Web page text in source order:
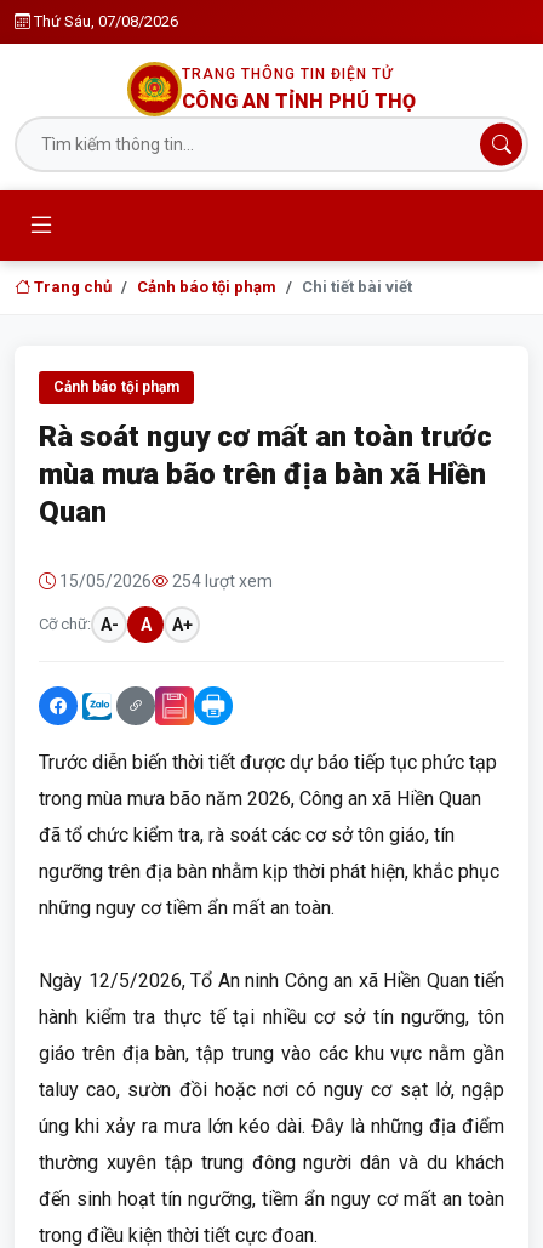
Thứ Sáu, 07/08/2026
TRANG THÔNG TIN ĐIỆN TỬ
CÔNG AN TỈNH PHÚ THỌ
Trang chủ Cảnh báo tội phạm Chi tiết bài viết
Cảnh báo tội phạm
Rà soát nguy cơ mất an toàn trước
mùa mưa bão trên địa bàn xã Hiền
Quan
15/05/2026 254 lượt xem
Cỡ chữ: A- A A+
Trước diễn biến thời tiết được dự báo tiếp tục phức tạp
trong mùa mưa bão năm 2026, Công an xã Hiền Quan
đã tổ chức kiểm tra, rà soát các cơ sở tôn giáo, tín
ngưỡng trên địa bàn nhằm kịp thời phát hiện, khắc phục
những nguy cơ tiềm ẩn mất an toàn.
Ngày 12/5/2026, Tổ An ninh Công an xã Hiền Quan tiến
hành kiểm tra thực tế tại nhiều cơ sở tín ngưỡng, tôn
giáo trên địa bàn, tập trung vào các khu vực nằm gần
taluy cao, sườn đồi hoặc nơi có nguy cơ sạt lở, ngập
úng khi xảy ra mưa lớn kéo dài. Đây là những địa điểm
thường xuyên tập trung đông người dân và du khách
đến sinh hoạt tín ngưỡng, tiềm ẩn nguy cơ mất an toàn
trong điều kiện thời tiết cực đoan.